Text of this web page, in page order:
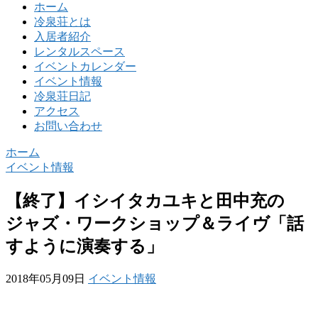
ホーム
冷泉荘とは
入居者紹介
レンタルスペース
イベントカレンダー
イベント情報
冷泉荘日記
アクセス
お問い合わせ
ホーム
イベント情報
【終了】イシイタカユキと田中充の
ジャズ・ワークショップ＆ライヴ「話
すように演奏する」
2018年05月09日 イベント情報